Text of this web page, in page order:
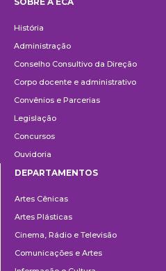
História
Administração
Conselho Consultivo da Direção
Corpo docente e administrativo
Convênios e Parcerias
Legislação
Concursos
Ouvidoria
DEPARTAMENTOS
Artes Cênicas
Artes Plásticas
Cinema, Rádio e Televisão
Comunicações e Artes